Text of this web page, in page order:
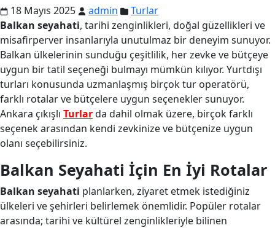
18 Mayıs 2025 admin
Turlar
Balkan seyahati, tarihi zenginlikleri, doğal güzellikleri ve
misafirperver insanlarıyla unutulmaz bir deneyim sunuyor.
Balkan ülkelerinin sunduğu çeşitlilik, her zevke ve bütçeye
uygun bir tatil seçeneği bulmayı mümkün kılıyor. Yurtdışı
turları konusunda uzmanlaşmış birçok tur operatörü,
farklı rotalar ve bütçelere uygun seçenekler sunuyor.
Ankara çıkışlı Turlarda dahil olmak üzere, birçok farklı
seçenek arasından kendi zevkinize ve bütçenize uygun
olanı seçebilirsiniz.
Balkan Seyahati İçin En İyi Rotalar
Balkan seyahati planlarken, ziyaret etmek istediğiniz
ülkeleri ve şehirleri belirlemek önemlidir. Popüler rotalar
arasında; tarihi ve kültürel zenginlikleriyle bilinen